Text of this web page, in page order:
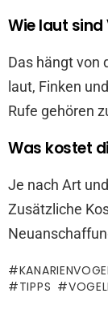
Wie laut sind
Das hängt von
laut, Finken
Rufe gehören
Was kostet
Je nach Art
Zusätzliche
TIPPS